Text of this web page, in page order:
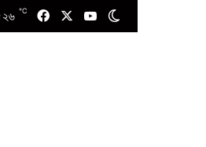
২৬ ℃ FacebookYouTube